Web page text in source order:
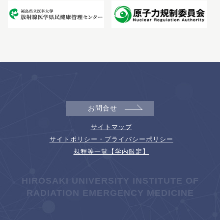
お問合せ
サイトマップ
サイトポリシー・プライバシーポリシー
規程等一覧【学内限定】
HIROSAKI UNIVERSITY INSTITUTE OF
RADIATION EMERGENCY MEDICINE